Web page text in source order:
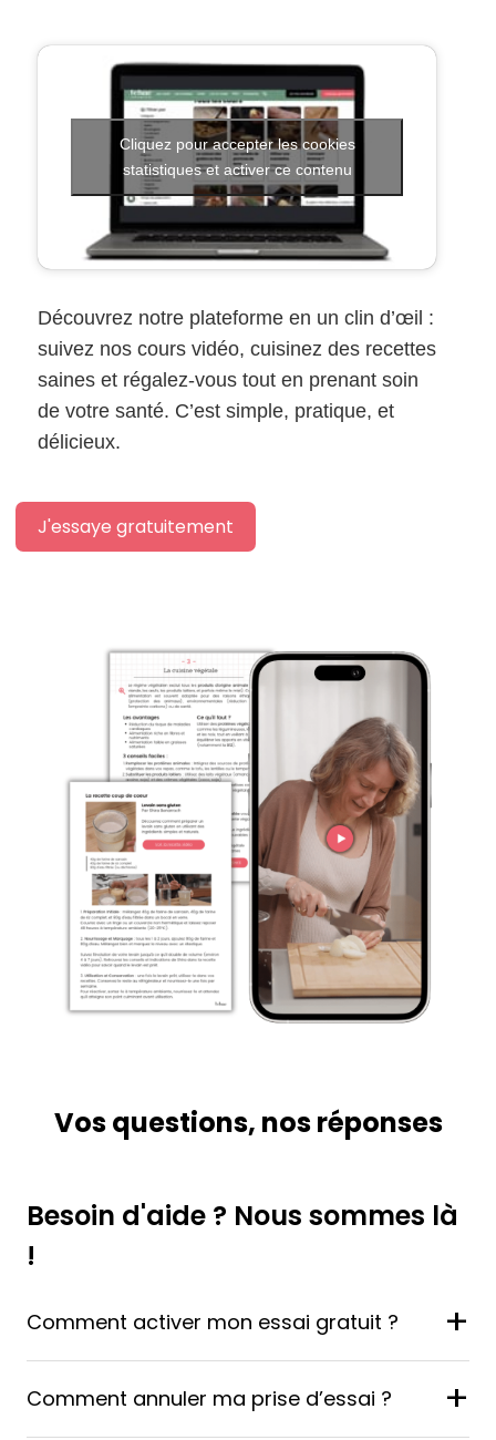
Cliquez pour accepter les cookies
statistiques et activer ce contenu
Découvrez notre plateforme en un clin d’œil :
suivez nos cours vidéo, cuisinez des recettes
saines et régalez-vous tout en prenant soin
de votre santé. C’est simple, pratique, et
délicieux.
J'essaye gratuitement
Vos questions, nos réponses
Besoin d'aide ? Nous sommes là
!
Comment activer mon essai gratuit ? +
Comment annuler ma prise d’essai ? +